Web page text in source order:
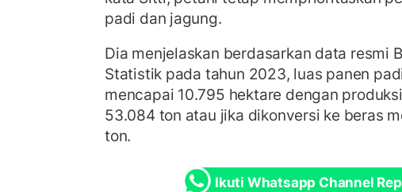
padi dan jagung.
Dia menjelaskan berdasarkan data resmi
Statistik pada tahun 2023, luas panen
mencapai 10.795 hektare dengan
53.084 ton atau jika dikonversi ke beras
ton.
Ikuti Whatsapp Channel